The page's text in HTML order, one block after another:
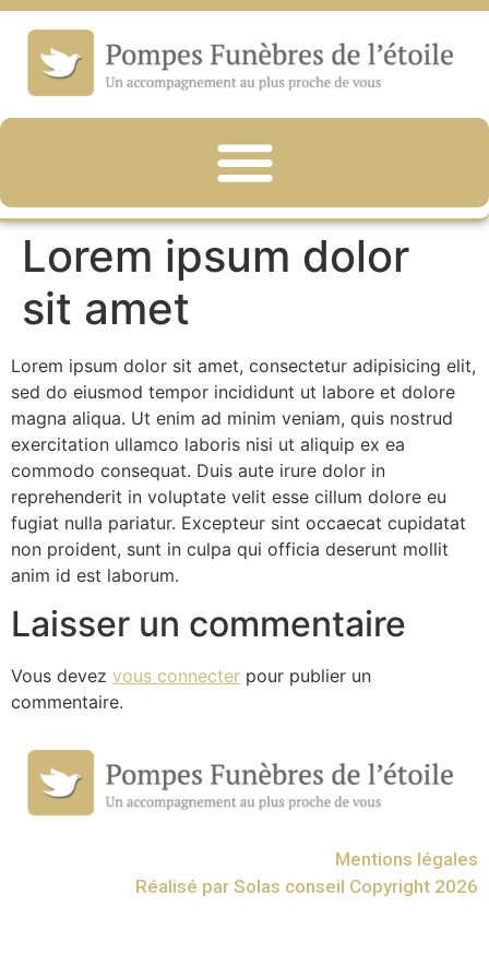
Lorem ipsum dolor
sit amet
Lorem ipsum dolor sit amet, consectetur adipisicing elit,
sed do eiusmod tempor incididunt ut labore et dolore
magna aliqua. Ut enim ad minim veniam, quis nostrud
exercitation ullamco laboris nisi ut aliquip ex ea
commodo consequat. Duis aute irure dolor in
reprehenderit in voluptate velit esse cillum dolore eu
fugiat nulla pariatur. Excepteur sint occaecat cupidatat
non proident, sunt in culpa qui officia deserunt mollit
anim id est laborum.
Laisser un commentaire
Vous devez vous connecter pour publier un
commentaire.
Mentions légales
Réalisé par Solas conseil Copyright 2026